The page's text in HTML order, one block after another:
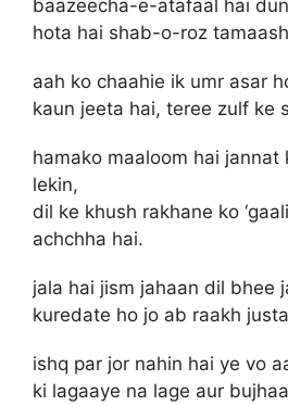
baazeecha-e-atafaal hai
hota hai shab-o-roz
aah ko chaahie ik umr asar
kaun jeeta hai, teree zulf ke
hamako maaloom hai jannat
lekin,
dil ke khush rakhane ko
achchha hai.
jala hai jism jahaan dil bhee
kuredate ho jo ab raakh
ishq par jor nahin hai ye vo
ki lagaaye na lage aur